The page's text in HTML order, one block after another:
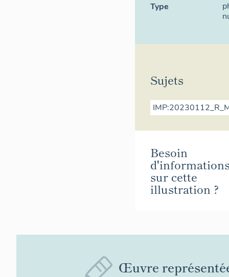
Type
Sujets
Besoin
sur cette
illustration ?
Œuvre